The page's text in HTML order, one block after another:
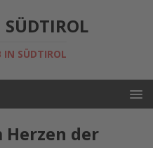
SÜDTIROL
IN SÜDTIROL
der